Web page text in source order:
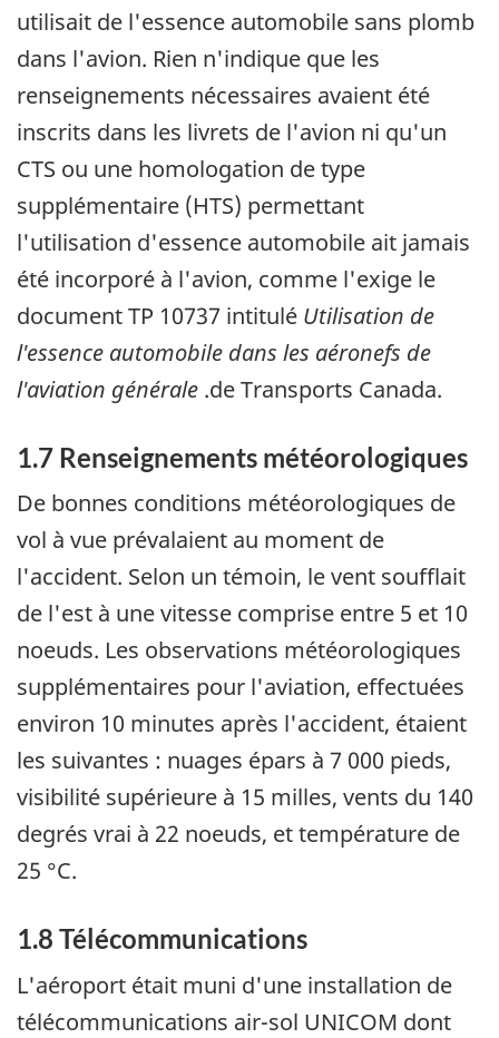
utilisait de l'essence automobile sans plomb
dans l'avion. Rien n'indique que les
renseignements nécessaires avaient été
inscrits dans les livrets de l'avion ni qu'un
CTS ou une homologation de type
supplémentaire (HTS) permettant
l'utilisation d'essence automobile ait jamais
été incorporé à l'avion, comme l'exige le
document TP 10737 intitulé Utilisation de
l'essence automobile dans les aéronefs de
l'aviation générale .de Transports Canada.
1.7 Renseignements météorologiques
De bonnes conditions météorologiques de
vol à vue prévalaient au moment de
l'accident. Selon un témoin, le vent soufflait
de l'est à une vitesse comprise entre 5 et 10
noeuds. Les observations météorologiques
supplémentaires pour l'aviation, effectuées
environ 10 minutes après l'accident, étaient
les suivantes : nuages épars à 7 000 pieds,
visibilité supérieure à 15 milles, vents du 140
degrés vrai à 22 noeuds, et température de
25 °C.
1.8 Télécommunications
L'aéroport était muni d'une installation de
télécommunications air-sol UNICOM dont